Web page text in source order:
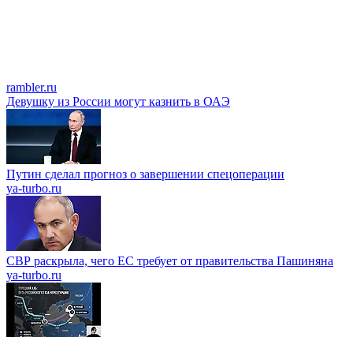
rambler.ru
Девушку из России могут казнить в ОАЭ
Путин сделал прогноз о завершении спецоперации
ya-turbo.ru
СВР раскрыла, чего ЕС требует от правительства Пашиняна
ya-turbo.ru